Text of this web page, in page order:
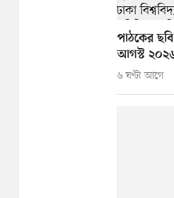
পাঠকের
আগস্ট
৬ ঘণ্টা আগে